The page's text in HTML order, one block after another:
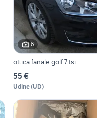
6
ottica fanale golf 7 tsi
55 €
Udine(UD)